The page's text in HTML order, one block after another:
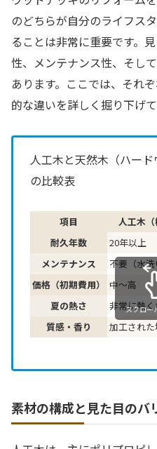
のどちらが自分のライフス
ることは非常に重要です。
性、メンテナンス性、そし
あります。ここでは、それ
的な違いを詳しく掘り下げて
人工木と天然木（ハード
の比較表
項目 人工木（
耐久年数
20年以上
メンテナンス
不要（水洗
価格（初期費用）
中〜高
夏の熱さ
非常に熱
質感・香り
加工され
スクロー
素材の構成と見た目のバ